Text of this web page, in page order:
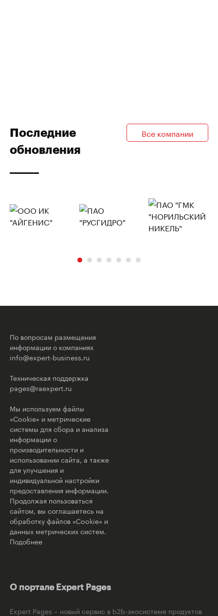
Последние
обновления
Все компании
По вопросам размещения
информации о компаниях
info@expert-business.ru
Техническая поддержка
pages@raexpert.ru
Мы используем файлы
«Cookie» и метрические
системы для сбора и анализа
информации о
производительности и
использовании сайта, а также
для улучшения и
индивидуальной настройки
предоставления информации.
Продолжая пользоваться
сайтом, вы соглашаетесь на
обработку файлов «Cookie» и
данных метрических систем.
Подобнее
О портале Expert Pages
Expert Pages – новый сервис в b2b-экосистеме продуктов